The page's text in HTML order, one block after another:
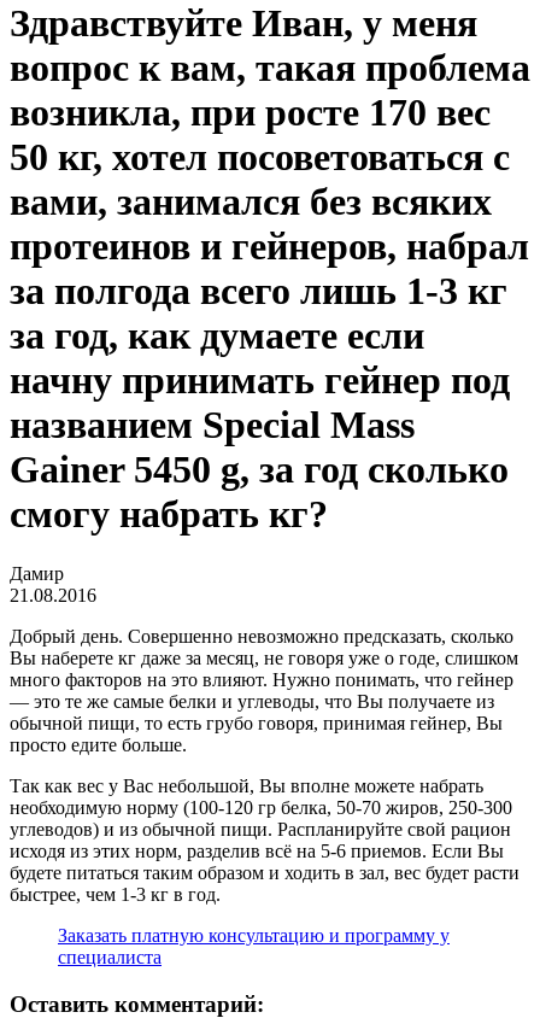
Здравствуйте Иван, у меня
вопрос к вам, такая проблема
возникла, при росте 170 вес
50 кг, хотел посоветоваться с
вами, занимался без всяких
протеинов и гейнеров, набрал
за полгода всего лишь 1-3 кг
за год, как думаете если
начну принимать гейнер под
названием Special Mass
Gainer 5450 g, за год сколько
смогу набрать кг?
Дамир
21.08.2016
Добрый день. Совершенно невозможно предсказать, сколько
Вы наберете кг даже за месяц, не говоря уже о годе, слишком
много факторов на это влияют. Нужно понимать, что гейнер
— это те же самые белки и углеводы, что Вы получаете из
обычной пищи, то есть грубо говоря, принимая гейнер, Вы
просто едите больше.
Так как вес у Вас небольшой, Вы вполне можете набрать
необходимую норму (100-120 гр белка, 50-70 жиров, 250-300
углеводов) и из обычной пищи. Распланируйте свой рацион
исходя из этих норм, разделив всё на 5-6 приемов. Если Вы
будете питаться таким образом и ходить в зал, вес будет расти
быстрее, чем 1-3 кг в год.
Заказать платную консультацию и программу у
специалиста
Оставить комментарий: